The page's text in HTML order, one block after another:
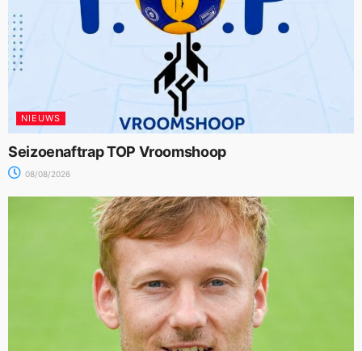
NIEUWS
Seizoenaftrap TOP Vroomshoop
08/08/2026